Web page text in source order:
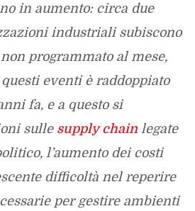
in aumento: circa due
industriali subiscono
programmato al mese,
eventi è raddoppiato
fa, e a questo si
sulle supply chain legate
l’aumento dei costi
difficoltà nel reperire
per gestire ambienti